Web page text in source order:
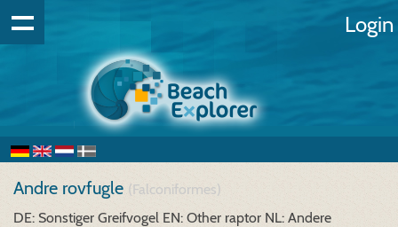
Login
Andre rovfugle (Falconiformes)
DE: Sonstiger Greifvogel EN: Other raptor NL: Andere